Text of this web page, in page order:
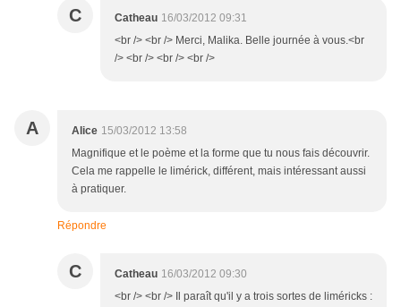
C Catheau 16/03/2012 09:31
<br /> <br /> Merci, Malika. Belle journée à vous.<br
/> <br /> <br /> <br />
A Alice 15/03/2012 13:58
Magnifique et le poème et la forme que tu nous fais découvrir.
Cela me rappelle le limérick, différent, mais intéressant aussi
à pratiquer.
Répondre
C Catheau 16/03/2012 09:30
<br /> <br /> Il paraît qu'il y a trois sortes de liméricks :